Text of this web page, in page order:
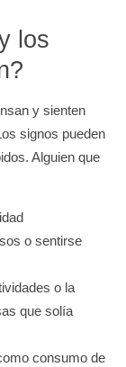
los
y sienten
signos pueden
Alguien que
o sentirse
o la
que solía
consumo de